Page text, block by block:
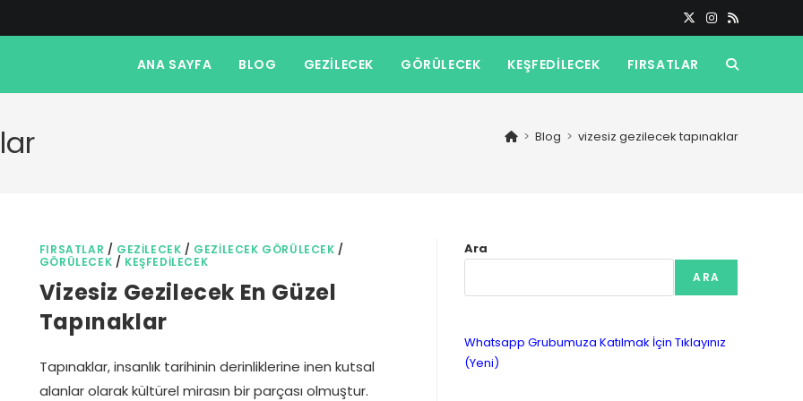
ANA SAYFA BLOG GEZILECEK GÖRÜLECEK KEŞFEDILECEK FIRSATLAR TOGGLE
> Blog > vizesiz gezilecek tapınaklar
FIRSATLAR / GEZILECEK / GEZILECEK GÖRÜLECEK /
GÖRÜLECEK / KEŞFEDILECEK
Vizesiz Gezilecek En Güzel
Tapınaklar
Tapınaklar, insanlık tarihinin derinliklerine inen kutsal
alanlar olarak kültürel mirasın bir parçası olmuştur.
Ara
ARA
Whatsapp Grubumuza Katılmak İçin Tıklayınız
(Yeni)